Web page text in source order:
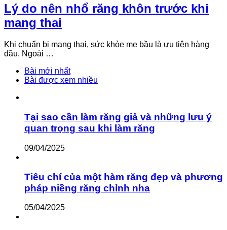
Lý do nên nhổ răng khôn trước khi
mang thai
Khi chuẩn bị mang thai, sức khỏe mẹ bầu là ưu tiên hàng
đầu. Ngoài …
Bài mới nhất
Bài được xem nhiều
Tại sao cần làm răng giả và những lưu ý
quan trọng sau khi làm răng
09/04/2025
Tiêu chí của một hàm răng đẹp và phương
pháp niềng răng chỉnh nha
05/04/2025